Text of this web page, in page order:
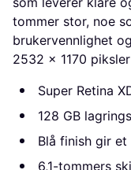
tommer stor, noe
brukervennlighet
2532 x 1170
Super Retina
128 GB
Blå finish gir
6,1-tommers